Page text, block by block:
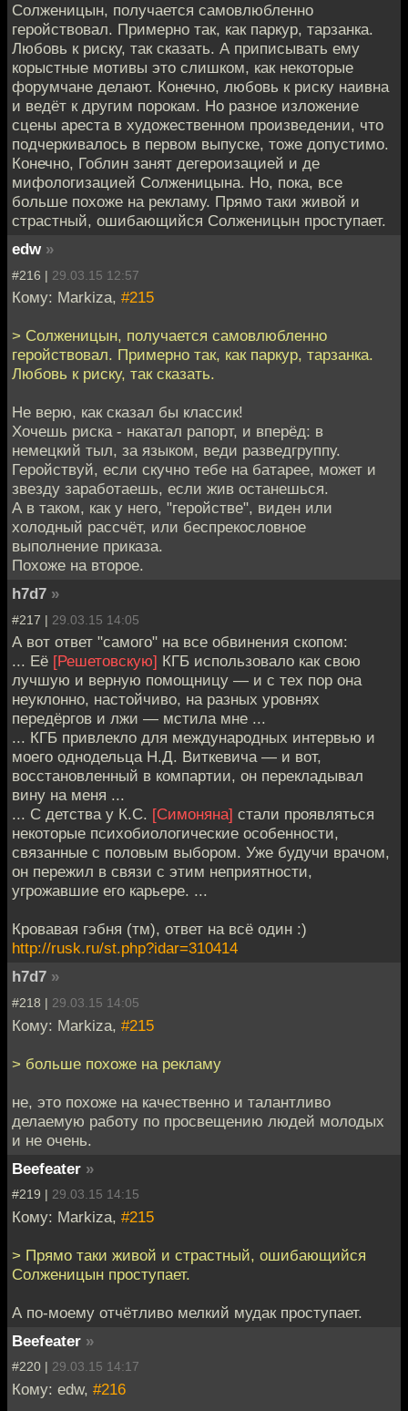
Солженицын, получается самовлюбленно
геройствовал. Примерно так, как паркур, тарзанка.
Любовь к риску, так сказать. А приписывать ему
корыстные мотивы это слишком, как некоторые
форумчане делают. Конечно, любовь к риску наивна
и ведёт к другим порокам. Но разное изложение
сцены ареста в художественном произведении, что
подчеркивалось в первом выпуске, тоже допустимо.
Конечно, Гоблин занят дегероизацией и де
мифологизацией Солженицына. Но, пока, все
больше похоже на рекламу. Прямо таки живой и
страстный, ошибающийся Солженицын проступает.
edw »
#216 | 29.03.15 12:57
Кому: Markiza, #215
> Солженицын, получается самовлюбленно
геройствовал. Примерно так, как паркур, тарзанка.
Любовь к риску, так сказать.
Не верю, как сказал бы классик!
Хочешь риска - накатал рапорт, и вперёд: в
немецкий тыл, за языком, веди разведгруппу.
Геройствуй, если скучно тебе на батарее, может и
звезду заработаешь, если жив останешься.
А в таком, как у него, "геройстве", виден или
холодный рассчёт, или беспрекословное
выполнение приказа.
Похоже на второе.
h7d7 »
#217 | 29.03.15 14:05
А вот ответ "самого" на все обвинения скопом:
... Её [Решетовскую] КГБ использовало как свою
лучшую и верную помощницу — и с тех пор она
неуклонно, настойчиво, на разных уровнях
передёргов и лжи — мстила мне ...
... КГБ привлекло для международных интервью и
моего однодельца Н.Д. Виткевича — и вот,
восстановленный в компартии, он перекладывал
вину на меня ...
... С детства у К.С. [Симоняна] стали проявляться
некоторые психобиологические особенности,
связанные с половым выбором. Уже будучи врачом,
он пережил в связи с этим неприятности,
угрожавшие его карьере. ...
Кровавая гэбня (тм), ответ на всё один :)
http://rusk.ru/st.php?idar=310414
h7d7 »
#218 | 29.03.15 14:05
Кому: Markiza, #215
> больше похоже на рекламу
не, это похоже на качественно и талантливо
делаемую работу по просвещению людей молодых
и не очень.
Beefeater »
#219 | 29.03.15 14:15
Кому: Markiza, #215
> Прямо таки живой и страстный, ошибающийся
Солженицын проступает.
А по-моему отчётливо мелкий мудак проступает.
Beefeater »
#220 | 29.03.15 14:17
Кому: edw, #216